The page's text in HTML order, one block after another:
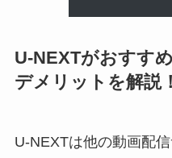
U-NEXTがおすす
デメリットを解説！
U-NEXTは他の動画配